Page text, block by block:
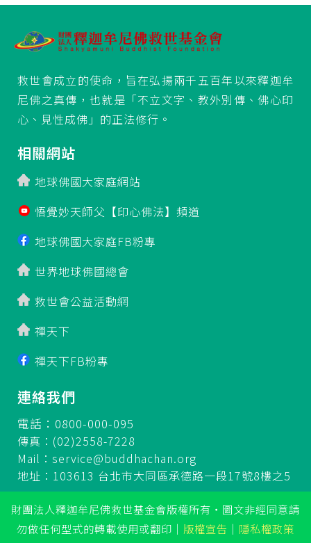
救世會成立的使命，旨在弘揚兩千五百年以來釋迦牟
尼佛之真傳，也就是「不立文字、教外別傳、佛心印
心、見性成佛」的正法修行。
相關網站
地球佛國大家庭網站
悟覺妙天師父【印心佛法】頻道
地球佛國大家庭FB粉專
世界地球佛國總會
救世會公益活動網
禪天下
禪天下FB粉專
連絡我們
電話：0800-000-095
傳真：(02)2558-7228
Mail： service@buddhachan.org
地址：103613 台北市大同區承德路一段17號8樓之5
財團法人釋迦牟尼佛救世基金會版權所有‧圖文非經同意請
勿做任何型式的轉載使用或翻印 ｜ 版權宣告 ｜ 隱私權政策